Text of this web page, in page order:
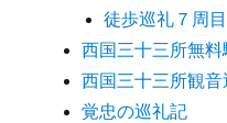
徒歩巡礼７周目
西国三十三所無
西国三十三所観音
覚忠の巡礼記